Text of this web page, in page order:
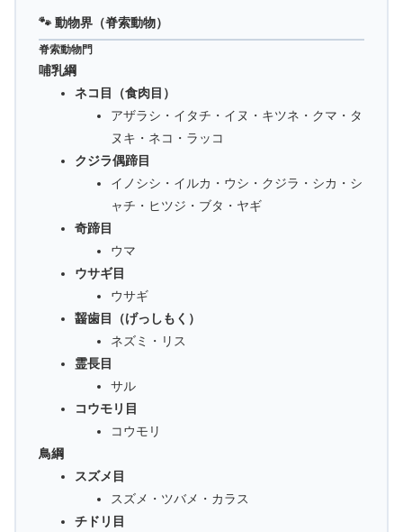
🐾 動物界（脊索動物）
脊索動物門
哺乳綱
ネコ目（食肉目）
アザラシ・イタチ・イヌ・キツネ・クマ・タ
ヌキ・ネコ・ラッコ
クジラ偶蹄目
イノシシ・イルカ・ウシ・クジラ・シカ・シ
ャチ・ヒツジ・ブタ・ヤギ
奇蹄目
ウマ
ウサギ目
ウサギ
齧歯目（げっしもく）
ネズミ・リス
霊長目
サル
コウモリ目
コウモリ
鳥綱
スズメ目
スズメ・ツバメ・カラス
チドリ目